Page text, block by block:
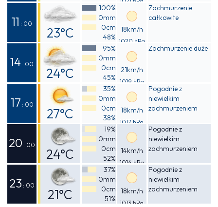
Odczuwalna
18°C
11 : 00
23°C
Odczuwalna
22°C
100%
0mm
0cm
48%
18km/h
1020 hPa
Zachmurzenie
całkowite
14 : 00
24°C
Odczuwalna
24°C
95%
0mm
0cm
45%
21km/h
1019 hPa
Zachmurzenie duże
17 : 00
27°C
Odczuwalna
27°C
35%
0mm
0cm
38%
18km/h
1017 hPa
Pogodnie z
niewielkim
zachmurzeniem
20 : 00
24°C
Odczuwalna
24°C
19%
0mm
0cm
52%
14km/h
1014 hPa
Pogodnie z
niewielkim
zachmurzeniem
23 : 00
21°C
37%
0mm
0cm
51%
18km/h
1013 hPa
Pogodnie z
niewielkim
zachmurzeniem